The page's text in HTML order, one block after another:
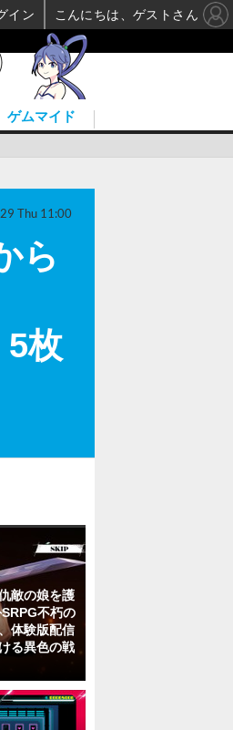
ゲムマイド
ら
5枚
Thu 11:00
敵の娘を護
不朽の
体験版配信
る異色の戦
イン こんにちは、ゲストさん